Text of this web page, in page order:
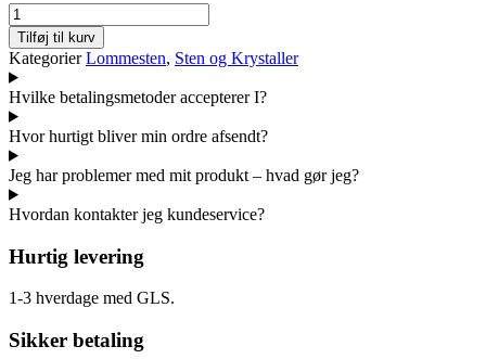
Lepidolit
kvarts
antal
Tilføj til kurv
Kategorier Lommesten, Sten og Krystaller
Hvilke betalingsmetoder accepterer I?
Hvor hurtigt bliver min ordre afsendt?
Jeg har problemer med mit produkt – hvad gør jeg?
Hvordan kontakter jeg kundeservice?
Hurtig levering
1-3 hverdage med GLS.
Sikker betaling